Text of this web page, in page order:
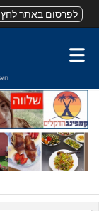
לפרסום באתר לחץ